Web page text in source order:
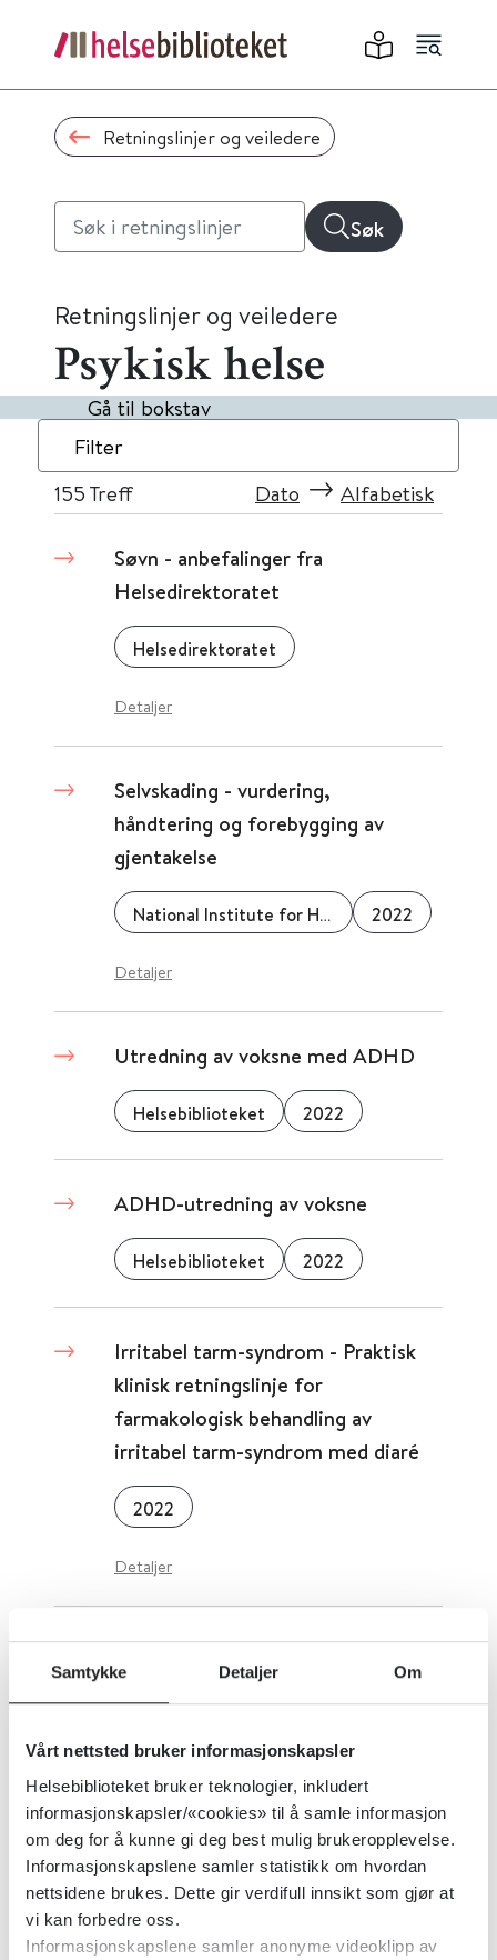
Samtykke Detaljer Om
Vårt nettsted bruker informasjonskapsler
Helsebiblioteket bruker teknologier, inkludert
informasjonskapsler/«cookies» til å samle informasjon
om deg for å kunne gi deg best mulig brukeropplevelse.
Informasjonskapslene samler statistikk om hvordan
nettsidene brukes. Dette gir verdifull innsikt som gjør at
vi kan forbedre oss.
Informasjonskapslene samler anonyme videoklipp av
Retningslinjer og veiledere
Søk
Retningslinjer og veiledere
Psykisk helse
Gå til bokstav
Filter
155 Treff Dato Alfabetisk
Søvn - anbefalinger fra
Helsedirektoratet
Helsedirektoratet
Detaljer
Selvskading - vurdering,
håndtering og forebygging av
gjentakelse
National Institute for Health and Care Excellence (NICE) 2022
Detaljer
Utredning av voksne med ADHD
Helsebiblioteket 2022
ADHD-utredning av voksne
Helsebiblioteket 2022
Irritabel tarm-syndrom - Praktisk
klinisk retningslinje for
farmakologisk behandling av
irritabel tarm-syndrom med diaré
2022
Detaljer
Samtidig ruslidelse og psykisk
lidelse (ROP-lidelser)
Helsedirektoratet 2022
Detaljer
Avrusning fra rusmidler og
vanedannende legemidler